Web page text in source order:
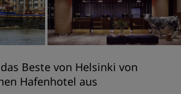
Beste von Helsinki von
Hafenhotel aus